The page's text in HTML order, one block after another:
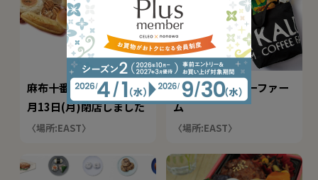
麻布十番モンタボー※7
月13日(月)閉店しました
〈場所:EAST〉
カルディコーヒーファー
ム
〈場所:EAST〉